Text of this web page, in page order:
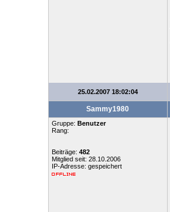
25.02.2007 18:02:04
Sammy1980
Gruppe: Benutzer
Rang:
Beiträge: 482
Mitglied seit: 28.10.2006
IP-Adresse: gespeichert